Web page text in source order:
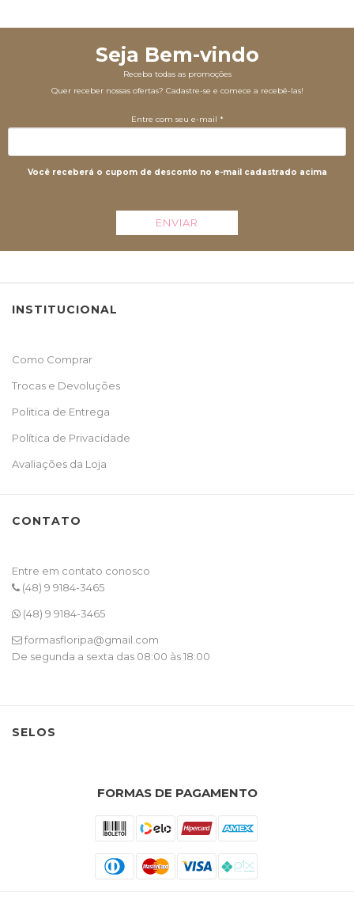
Seja Bem-vindo
Receba todas as promoções
Quer receber nossas ofertas? Cadastre-se e comece a recebê-las!
Entre com seu e-mail *
Você receberá o cupom de desconto no e-mail cadastrado acima
ENVIAR
INSTITUCIONAL
Como Comprar
Trocas e Devoluções
Politica de Entrega
Política de Privacidade
Avaliações da Loja
CONTATO
Entre em contato conosco
(48) 9 9184-3465
(48) 9 9184-3465
formasfloripa@gmail.com
De segunda a sexta das 08:00 às 18:00
SELOS
FORMAS DE PAGAMENTO